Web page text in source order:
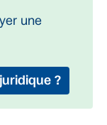
une
?